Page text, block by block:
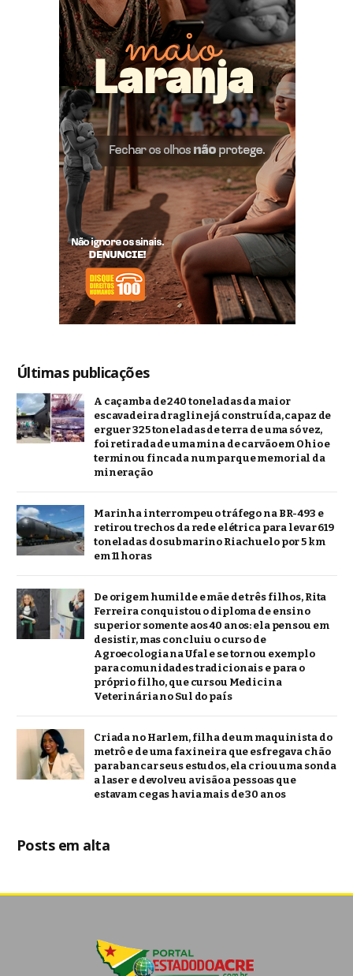
Últimas publicações
A caçamba de 240 toneladas da maior
escavadeira dragline já construída, capaz de
erguer 325 toneladas de terra de uma só vez,
foi retirada de uma mina de carvão em Ohio e
terminou fincada num parque memorial da
mineração
Marinha interrompeu o tráfego na BR-493 e
retirou trechos da rede elétrica para levar 619
toneladas do submarino Riachuelo por 5 km
em 11 horas
De origem humilde e mãe de três filhos, Rita
Ferreira conquistou o diploma de ensino
superior somente aos 40 anos: ela pensou em
desistir, mas concluiu o curso de
Agroecologia na Ufal e se tornou exemplo
para comunidades tradicionais e para o
próprio filho, que cursou Medicina
Veterinária no Sul do país
Criada no Harlem, filha de um maquinista do
metrô e de uma faxineira que esfregava chão
para bancar seus estudos, ela criou uma sonda
a laser e devolveu a visão a pessoas que
estavam cegas havia mais de 30 anos
Posts em alta